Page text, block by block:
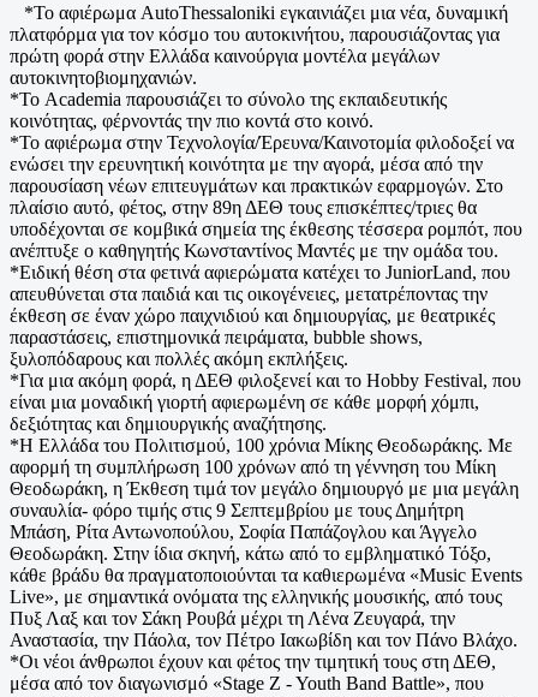
*Το αφιέρωμα AutoThessaloniki εγκαινιάζει μια νέα, δυναμική
πλατφόρμα για τον κόσμο του αυτοκινήτου, παρουσιάζοντας για
πρώτη φορά στην Ελλάδα καινούργια μοντέλα μεγάλων
αυτοκινητοβιομηχανιών.
*Το Academia παρουσιάζει το σύνολο της εκπαιδευτικής
κοινότητας, φέρνοντάς την πιο κοντά στο κοινό.
*Το αφιέρωμα στην Τεχνολογία/Έρευνα/Καινοτομία φιλοδοξεί να
ενώσει την ερευνητική κοινότητα με την αγορά, μέσα από την
παρουσίαση νέων επιτευγμάτων και πρακτικών εφαρμογών. Στο
πλαίσιο αυτό, φέτος, στην 89η ΔΕΘ τους επισκέπτες/τριες θα
υποδέχονται σε κομβικά σημεία της έκθεσης τέσσερα ρομπότ, που
ανέπτυξε ο καθηγητής Κωνσταντίνος Μαντές με την ομάδα του.
*Ειδική θέση στα φετινά αφιερώματα κατέχει το JuniorLand, που
απευθύνεται στα παιδιά και τις οικογένειες, μετατρέποντας την
έκθεση σε έναν χώρο παιχνιδιού και δημιουργίας, με θεατρικές
παραστάσεις, επιστημονικά πειράματα, bubble shows,
ξυλοπόδαρους και πολλές ακόμη εκπλήξεις.
*Για μια ακόμη φορά, η ΔΕΘ φιλοξενεί και το Hobby Festival, που
είναι μια μοναδική γιορτή αφιερωμένη σε κάθε μορφή χόμπι,
δεξιότητας και δημιουργικής αναζήτησης.
*Η Ελλάδα του Πολιτισμού, 100 χρόνια Μίκης Θεοδωράκης. Με
αφορμή τη συμπλήρωση 100 χρόνων από τη γέννηση του Μίκη
Θεοδωράκη, η Έκθεση τιμά τον μεγάλο δημιουργό με μια μεγάλη
συναυλία- φόρο τιμής στις 9 Σεπτεμβρίου με τους Δημήτρη
Μπάση, Ρίτα Αντωνοπούλου, Σοφία Παπάζογλου και Άγγελο
Θεοδωράκη. Στην ίδια σκηνή, κάτω από το εμβληματικό Τόξο,
κάθε βράδυ θα πραγματοποιούνται τα καθιερωμένα «Music Events
Live», με σημαντικά ονόματα της ελληνικής μουσικής, από τους
Πυξ Λαξ και τον Σάκη Ρουβά μέχρι τη Λένα Ζευγαρά, την
Αναστασία, την Πάολα, τον Πέτρο Ιακωβίδη και τον Πάνο Βλάχο.
*Οι νέοι άνθρωποι έχουν και φέτος την τιμητική τους στη ΔΕΘ,
μέσα από τον διαγωνισμό «Stage Z - Youth Band Battle», που